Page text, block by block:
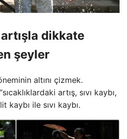
dikkate
şeyler
altını çizmek.
artış, sıvı kaybı,
ile sıvı kaybı.